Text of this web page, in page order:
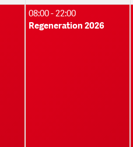
08:00 - 22:00
Regeneration 2026